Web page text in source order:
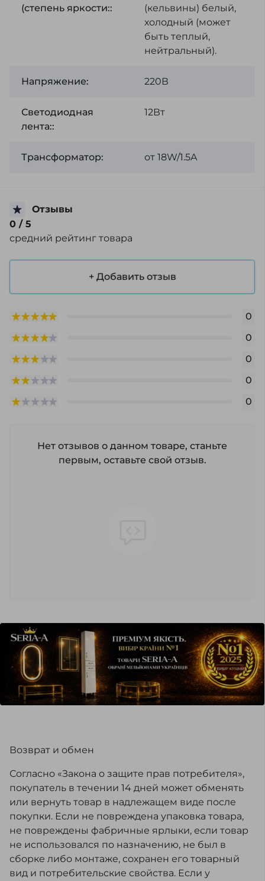
(степень яркости::
(кельвины) белый,
холодный (может
быть теплый,
нейтральный).
Напряжение: 220В
Светодиодная
лента::
12Вт
Трансформатор: от 18W/1.5A
Отзывы
0 / 5
средний рейтинг товара
+ Добавить отзыв
0
0
0
0
0
Нет отзывов о данном товаре, станьте
первым, оставьте свой отзыв.
Возврат и обмен
Согласно «Закона о защите прав потребителя»,
покупатель в течении 14 дней может обменять
или вернуть товар в надлежащем виде после
покупки. Если не повреждена упаковка товара,
не повреждены фабричные ярлыки, если товар
не использовался по назначению, не был в
сборке либо монтаже, сохранен его товарный
вид и потребительские свойства. Если у